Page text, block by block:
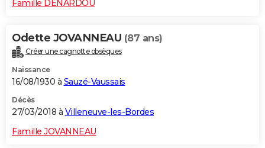
Famille DENARDOU
Odette JOVANNEAU (87 ans)
Créer une cagnotte obsèques
Naissance
16/08/1930 à Sauzé-Vaussais
Décès
27/03/2018 à Villeneuve-les-Bordes
Famille JOVANNEAU